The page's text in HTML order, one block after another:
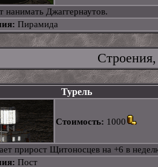
нанимать Джаггернаутов.
Пирамида
Турель
Стоимость: 1000
прирост Щитоносцев на +6 в
Пост